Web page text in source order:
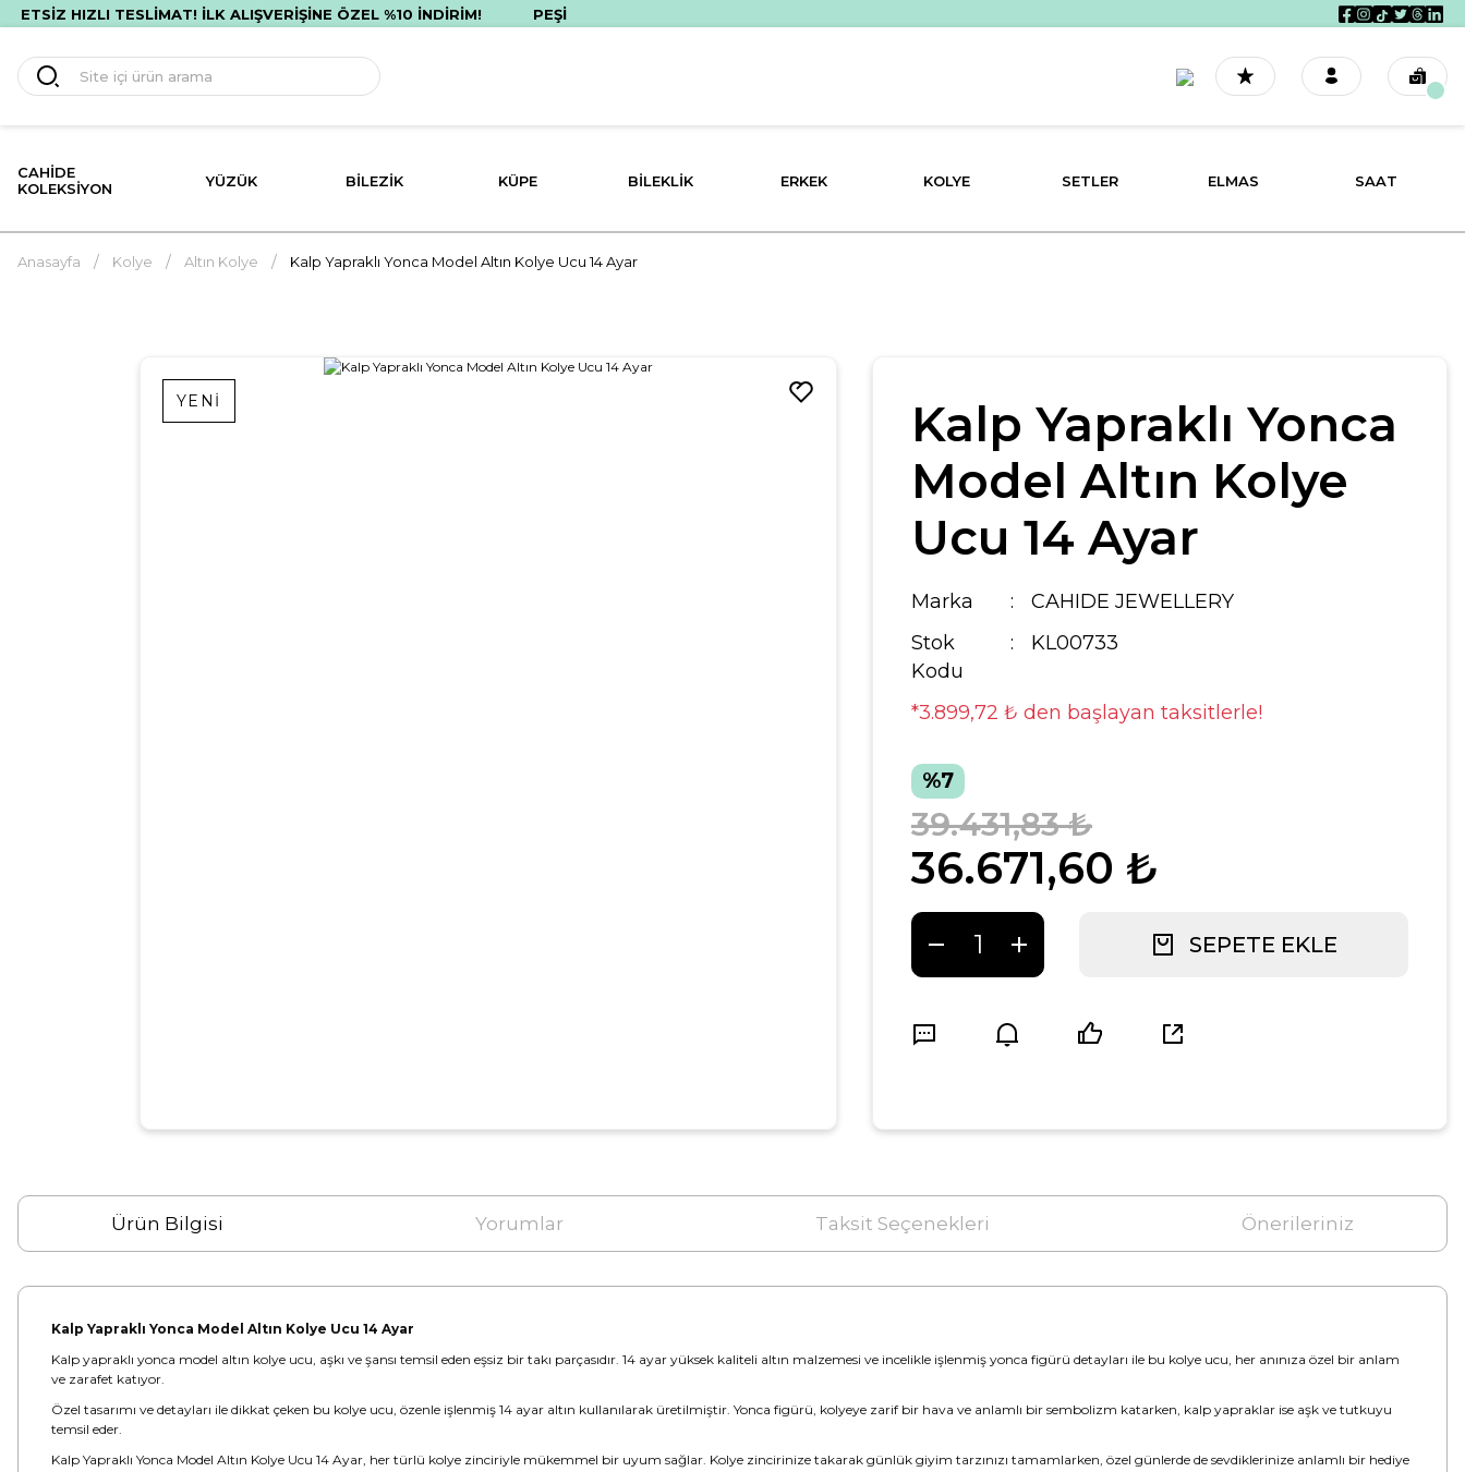
HIZLI TESLİMAT! İLK ALIŞVERİŞİNE ÖZEL %10 İNDİRİM! PEŞİN FİYATINA 3 TAKSİT İMKANI!
CAHIDE
KOLEKSIYON
YÜZÜK BILEZIK KÜPE BILEKLIK ERKEK KOLYE SETLER ELMAS SAAT
Anasayfa Kolye Altın Kolye Kalp Yapraklı Yonca Model Altın Kolye Ucu 14 Ayar
YENİ
Kalp Yapraklı Yonca
Model Altın Kolye
Ucu 14 Ayar
Marka
CAHIDE JEWELLERY
Stok
Kodu
KL00733
*3.899,72 ₺ den başlayan taksitlerle!
%7
36.671,60 ₺
39.431,83 ₺
SEPETE EKLE
Ürün Bilgisi Yorumlar Taksit Seçenekleri Önerileriniz
Kalp Yapraklı Yonca Model Altın Kolye Ucu 14 Ayar
Kalp yapraklı yonca model altın kolye ucu, aşkı ve şansı temsil eden eşsiz bir takı parçasıdır. 14 ayar yüksek kaliteli altın malzemesi ve incelikle işlenmiş yonca figürü detayları ile bu kolye ucu, her anınıza özel bir anlam
ve zarafet katıyor.
Özel tasarımı ve detayları ile dikkat çeken bu kolye ucu, özenle işlenmiş 14 ayar altın kullanılarak üretilmiştir. Yonca figürü, kolyeye zarif bir hava ve anlamlı bir sembolizm katarken, kalp yapraklar ise aşk ve tutkuyu
temsil eder.
Kalp Yapraklı Yonca Model Altın Kolye Ucu 14 Ayar, her türlü kolye zinciriyle mükemmel bir uyum sağlar. Kolye zincirinize takarak günlük giyim tarzınızı tamamlarken, özel günlerde de sevdiklerinize anlamlı bir hediye